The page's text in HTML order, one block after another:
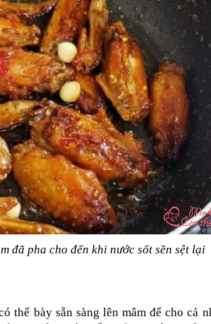
đã pha cho đến khi nước sốt sền sệt lại
thể bày sẵn sàng lên mâm để cho cả